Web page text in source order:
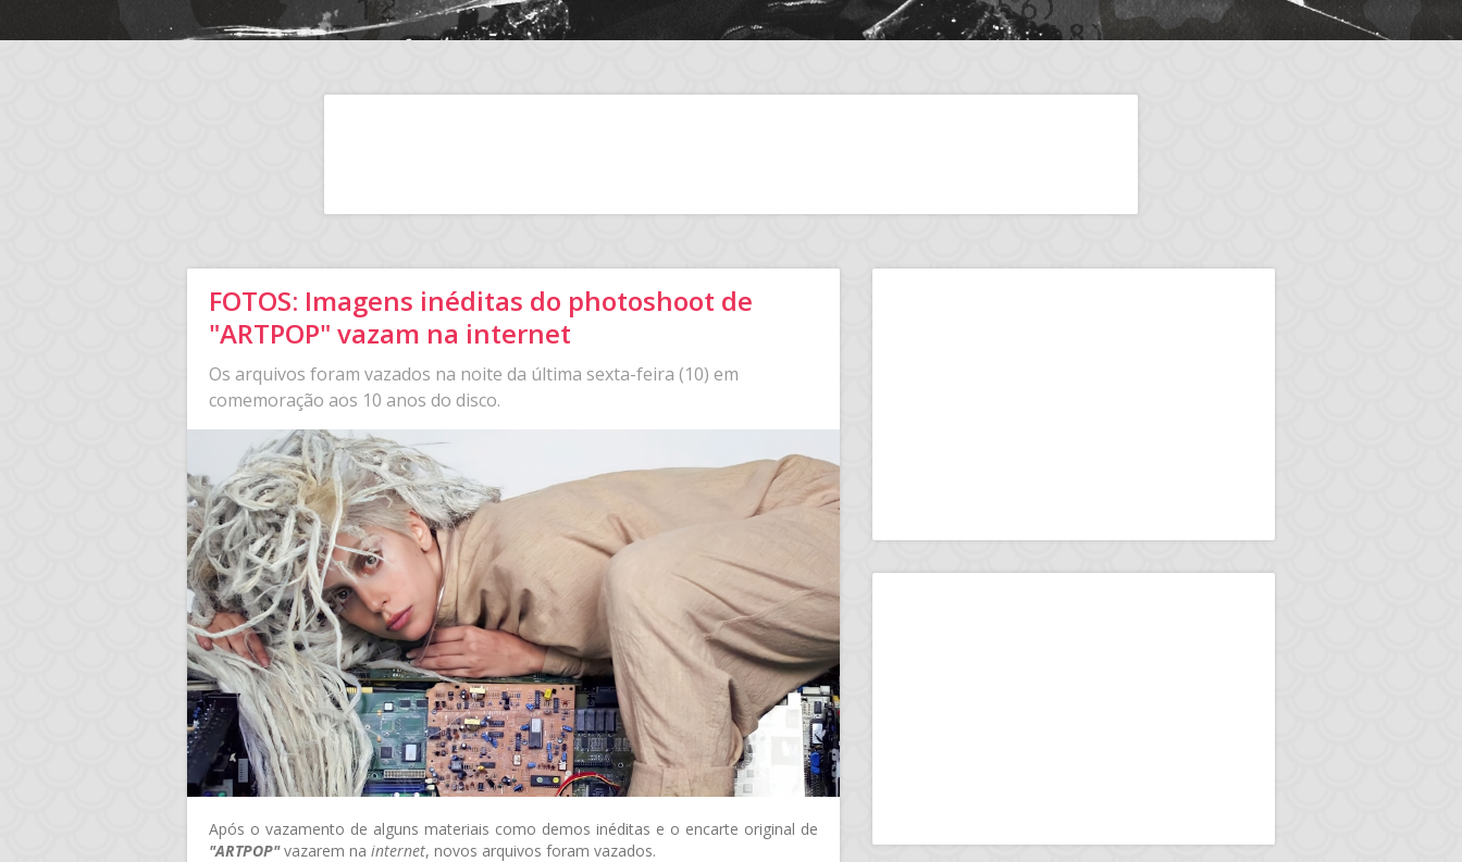
FOTOS: Imagens inéditas do photoshoot de
"ARTPOP" vazam na internet
Os arquivos foram vazados na noite da última sexta-feira (10) em
comemoração aos 10 anos do disco.
Após o vazamento de alguns materiais como demos inéditas e o encarte original de
"ARTPOP"vazarem na internet, novos arquivos foram vazados.